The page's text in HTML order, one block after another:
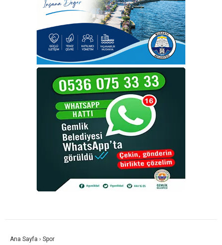
Ana Sayfa › Spor